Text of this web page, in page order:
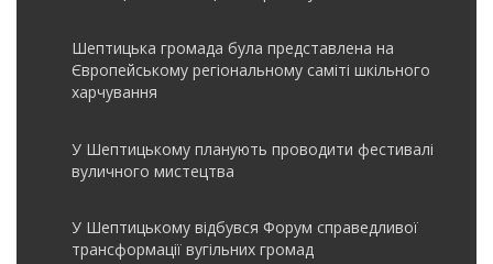
Шептицька громада була представлена на
Європейському регіональному саміті шкільного
харчування
У Шептицькому планують проводити фестивалі
вуличного мистецтва
У Шептицькому відбувся Форум справедливої
трансформації вугільних громад